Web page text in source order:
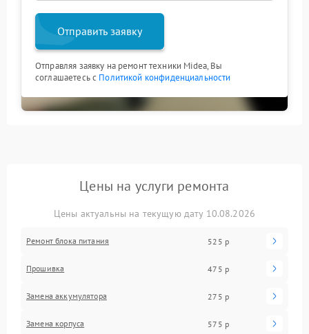
Отправить заявку
Отправляя заявку на ремонт техники Midea, Вы
соглашаетесь с Политикой конфиденциальности
Цены на услуги ремонта
Цены актуальны на текущую дату 10.08.2026
Ремонт блока питания 525 р
Прошивка 475 р
Замена аккумулятора 275 р
Замена корпуса 575 р